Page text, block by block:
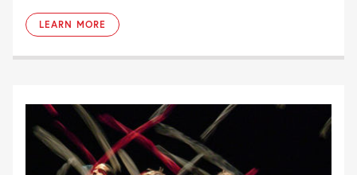
LEARN MORE